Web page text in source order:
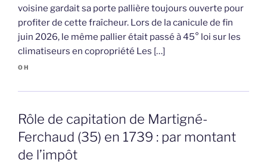
voisine gardait sa porte pallière toujours ouverte pour
profiter de cette fraîcheur. Lors de la canicule de fin
juin 2026, le même pallier était passé à 45° loi sur les
climatiseurs en copropriété Les […]
OH
Rôle de capitation de Martigné-
Ferchaud (35) en 1739 : par montant
de l’impôt